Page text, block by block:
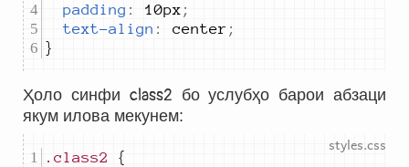
padding : 10px ;
text-align : center ;
}
Ҳоло синфи class2 бо услубҳо барои абзаци
якум илова мекунем:
.class2